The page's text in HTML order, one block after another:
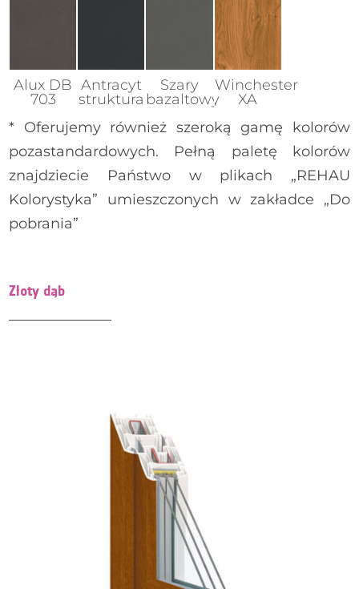
Alux DB
703
Antracyt
struktura
Szary
bazaltowy
Winchester
XA
* Oferujemy również szeroką gamę kolorów
pozastandardowych. Pełną paletę kolorów
znajdziecie Państwo w plikach „REHAU
Kolorystyka” umieszczonych w zakładce „Do
pobrania”
Złoty dąb
HOPPE Atlanta - ciemny brąz
HOPPE Atlanta - czarny matowy